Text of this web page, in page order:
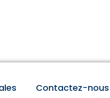
Contactez-nous